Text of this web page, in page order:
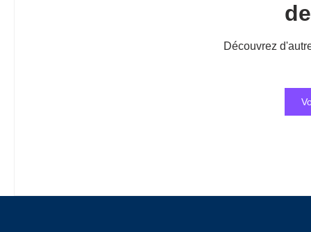
Découvrez